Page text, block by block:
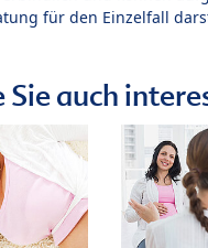
für den Einzelfall
Sie auch